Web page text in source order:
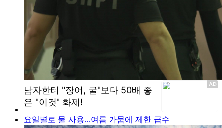
요일별로 물 사용…여름 가뭄에 제한 급수